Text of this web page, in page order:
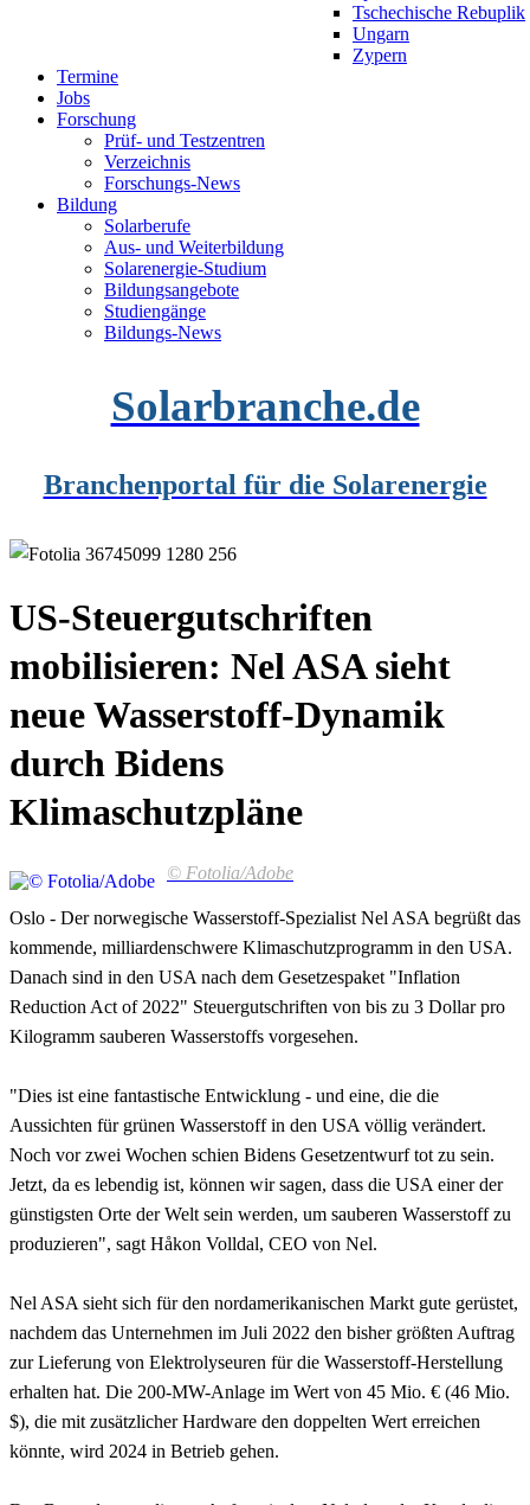
Tschechische Rebuplik
Ungarn
Zypern
Termine
Jobs
Forschung
Prüf- und Testzentren
Verzeichnis
Forschungs-News
Bildung
Solarberufe
Aus- und Weiterbildung
Solarenergie-Studium
Bildungsangebote
Studiengänge
Bildungs-News
Solarbranche.de
Branchenportal für die Solarenergie
US-Steuergutschriften
mobilisieren: Nel ASA sieht
neue Wasserstoff-Dynamik
durch Bidens
Klimaschutzpläne
© Fotolia/Adobe
Oslo - Der norwegische Wasserstoff-Spezialist Nel ASA begrüßt das
kommende, milliardenschwere Klimaschutzprogramm in den USA.
Danach sind in den USA nach dem Gesetzespaket "Inflation
Reduction Act of 2022" Steuergutschriften von bis zu 3 Dollar pro
Kilogramm sauberen Wasserstoffs vorgesehen.
"Dies ist eine fantastische Entwicklung - und eine, die die
Aussichten für grünen Wasserstoff in den USA völlig verändert.
Noch vor zwei Wochen schien Bidens Gesetzentwurf tot zu sein.
Jetzt, da es lebendig ist, können wir sagen, dass die USA einer der
günstigsten Orte der Welt sein werden, um sauberen Wasserstoff zu
produzieren", sagt Håkon Volldal, CEO von Nel.
Nel ASA sieht sich für den nordamerikanischen Markt gute gerüstet,
nachdem das Unternehmen im Juli 2022 den bisher größten Auftrag
zur Lieferung von Elektrolyseuren für die Wasserstoff-Herstellung
erhalten hat. Die 200-MW-Anlage im Wert von 45 Mio. € (46 Mio.
$), die mit zusätzlicher Hardware den doppelten Wert erreichen
könnte, wird 2024 in Betrieb gehen.